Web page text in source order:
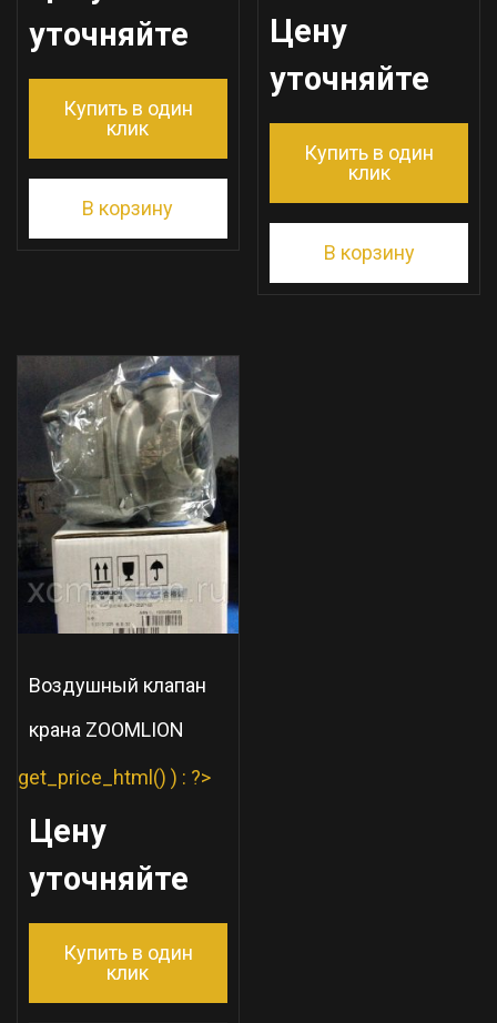
уточняйте
Купить в один
клик
В корзину
Цену
уточняйте
Купить в один
клик
В корзину
Воздушный клапан
крана ZOOMLION
get_price_html() ) : ?>
Цену
уточняйте
Купить в один
клик